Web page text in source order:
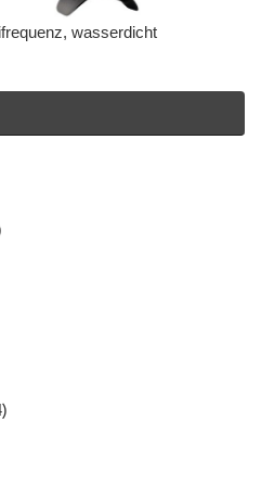
wasserdicht